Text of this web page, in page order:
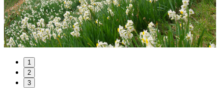
1
2
3